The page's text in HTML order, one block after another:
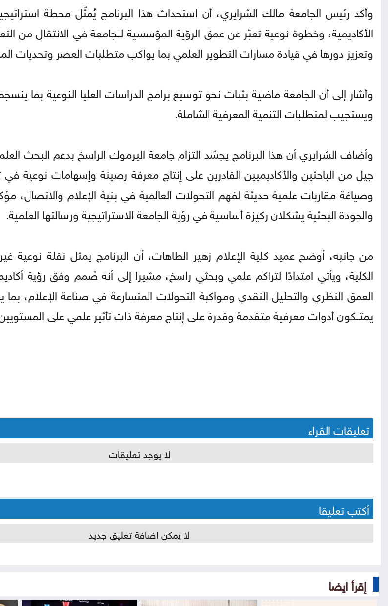
وأكد رئيس الجامعة مالك الشرايري، أن استحداث هذا البرنامج يُمثّل محطة
الأكاديمية، وخطوة نوعية تعبّر عن عمق الرؤية المؤسسية للجامعة في الانتقال من
وتعزيز دورها في قيادة مسارات التطوير العلمي بما يواكب متطلبات العصر وتحديات
وأشار إلى أن الجامعة ماضية بثبات نحو توسيع برامج الدراسات العليا النوعية بما
ويستجيب لمتطلبات التنمية المعرفية الشاملة.
وأضاف الشرايري أن هذا البرنامج يجسّد التزام جامعة اليرموك الراسخ بدعم البحث
جيل من الباحثين والأكاديميين القادرين على إنتاج معرفة رصينة وإسهامات نوعية في
وصياغة مقاربات علمية حديثة لفهم التحولات العالمية في بنية الإعلام والاتصال،
والجودة البحثية يشكلان ركيزة أساسية في رؤية الجامعة الاستراتيجية ورسالتها العلمية.
من جانبه، أوضح عميد كلية الإعلام زهير الطاهات، أن البرنامج يمثل نقلة
الكلية، ويأتي امتدادًا لتراكم علمي وبحثي راسخ، مشيرا إلى أنه صُمم وفق رؤية
العمق النظري والتحليل النقدي ومواكبة التحولات المتسارعة في صناعة الإعلام،
يمتلكون أدوات معرفية متقدمة وقدرة على إنتاج معرفة ذات تأثير علمي على
تعليقات القراء
لا يوجد تعليقات
أكتب تعليقا
لا يمكن اضافة تعليق جديد
إقرأ ايضا